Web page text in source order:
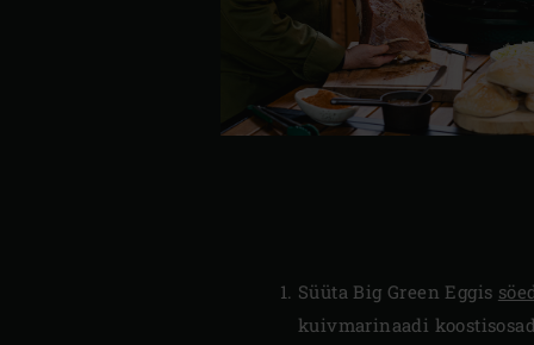
Süüta Big Green Eggis
kuivmarinaadi